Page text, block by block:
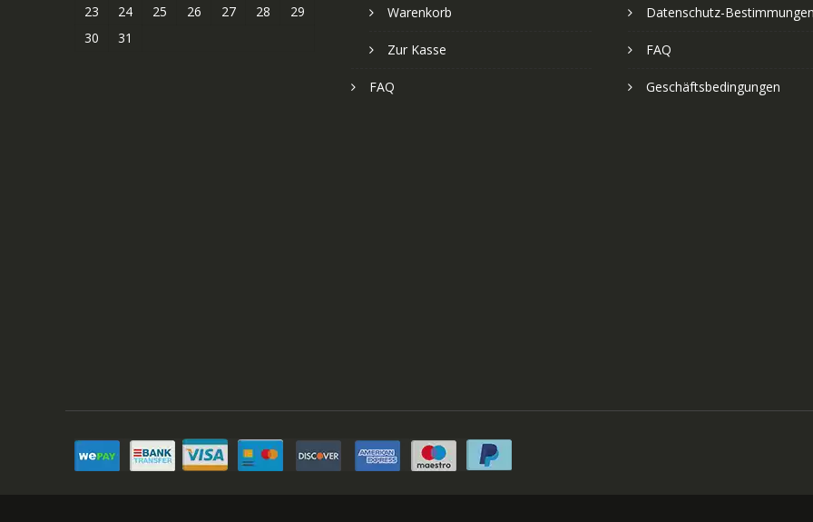
23
24 25 26 27 28
29
30
31
Warenkorb
Zur Kasse
FAQ
Datenschutz-Bestimmungen
FAQ
Geschäftsbedingungen